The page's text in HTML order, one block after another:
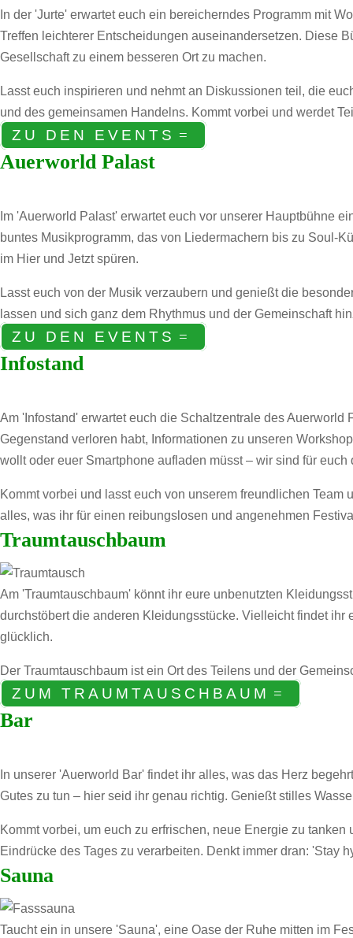
In der 'Jurte' erwartet euch ein bereicherndes Programm mit
Treffen leichterer Entscheidungen auseinandersetzen. Diese
Gesellschaft zu einem besseren Ort zu machen.
Lasst euch inspirieren und nehmt an Diskussionen teil, die
und des gemeinsamen Handelns. Kommt vorbei und werdet
ZU DEN EVENTS
Auerworld Palast
Im 'Auerworld Palast' erwartet euch vor unserer Hauptbühne
buntes Musikprogramm, das von Liedermachern bis zu Soul-
im Hier und Jetzt spüren.
Lasst euch von der Musik verzaubern und genießt die
lassen und sich ganz dem Rhythmus und der Gemeinschaft
ZU DEN EVENTS
Infostand
Am 'Infostand' erwartet euch die Schaltzentrale des
Gegenstand verloren habt, Informationen zu unseren
wollt oder euer Smartphone aufladen müsst – wir sind für euch
Kommt vorbei und lasst euch von unserem freundlichen
alles, was ihr für einen reibungslosen und angenehmen
Traumtauschbaum
Am 'Traumtauschbaum' könnt ihr eure unbenutzten
durchstöbert die anderen Kleidungsstücke. Vielleicht findet
glücklich.
Der Traumtauschbaum ist ein Ort des Teilens und der
ZUM TRAUMTAUSCHBAUM
Bar
In unserer 'Auerworld Bar' findet ihr alles, was das Herz
Gutes zu tun – hier seid ihr genau richtig. Genießt stilles
Kommt vorbei, um euch zu erfrischen, neue Energie zu
Eindrücke des Tages zu verarbeiten. Denkt immer dran: 'Stay
Sauna
Taucht ein in unsere 'Sauna', eine Oase der Ruhe mitten im